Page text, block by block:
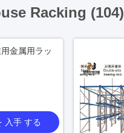
Racking (104)
金属用ラッ
入手 する